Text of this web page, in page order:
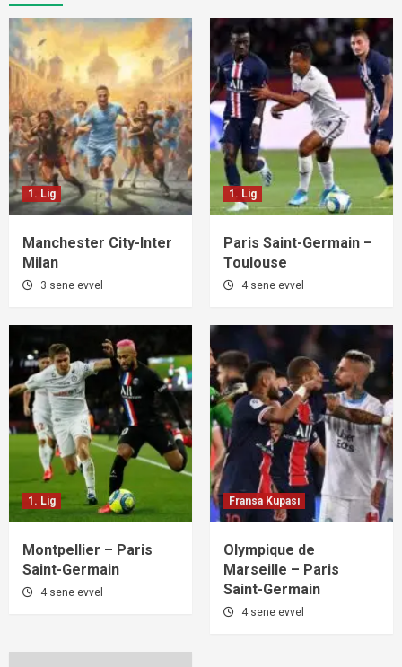
1. Lig
Manchester City-Inter
Milan
3 sene evvel
1. Lig
Paris Saint-Germain –
Toulouse
4 sene evvel
1. Lig
Montpellier – Paris
Saint-Germain
4 sene evvel
Fransa Kupası
Olympique de
Marseille – Paris
Saint-Germain
4 sene evvel